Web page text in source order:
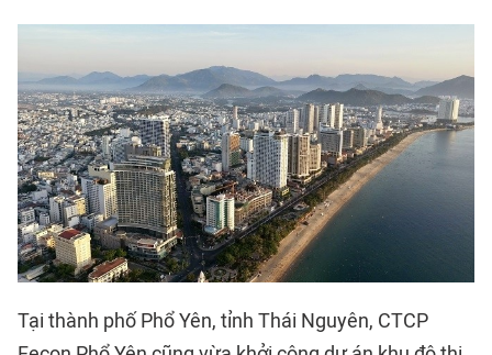
Tại thành phố Phổ Yên, tỉnh Thái Nguyên, CTCP